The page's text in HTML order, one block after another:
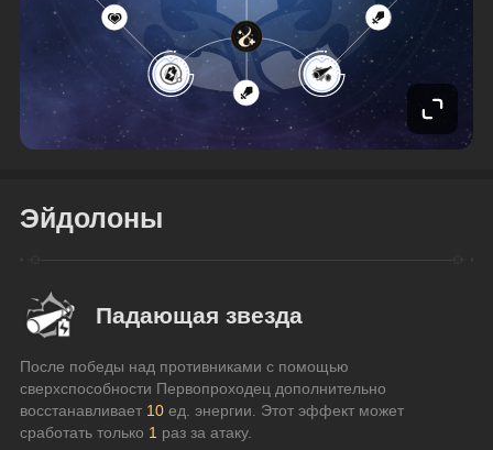
Эйдолоны
Падающая звезда
После победы над противниками с помощью
сверхспособности Первопроходец дополнительно
восстанавливает 10 ед. энергии. Этот эффект может
сработать только 1 раз за атаку.